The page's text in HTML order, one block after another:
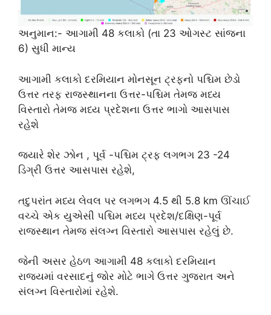
અનુમાન:- આગામી 48 કલાકો (તા 23 ઓગસ્ટ સાંજના
6) સુધી માન્ય
આગામી કલાકો દરમિયાન મોનસૂન ટ્રફનો પશ્ચિમ છેડો
ઉત્તર તરફ રાજસ્થાનના ઉત્તર-પશ્ચિમ તેમજ મધ્ય
વિસ્તારો તેમજ મધ્ય પ્રદેશના ઉત્તર ભાગો આસપાસ
રહેશે
જ્યારે શેર ઝોન , પૂર્વ -પશ્ચિમ ટ્રફ લગભગ 23 -24
ડિગ્રી ઉત્તર આસપાસ રહેશે,
તદુપરાંત મધ્ય લેવલ પર લગભગ 4.5 થી 5.8 km ઊંચાઈ
વચ્ચે એક યુએસી પશ્ચિમ મધ્ય પ્રદેશ/દક્ષિણ-પૂર્વ
રાજસ્થાન તેમજ સંલગ્ન વિસ્તારો આસપાસ રહેલું છે.
જેની અસર હેઠળ આગામી 48 કલાકો દરમિયાન
રાજ્યમાં વરસાદનું જોર મોટે ભાગે ઉત્તર ગુજરાત અને
સંલગ્ન વિસ્તારોમાં રહેશે.